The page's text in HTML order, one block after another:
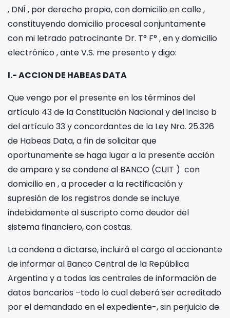
, DNÍ , por derecho propio, con domicilio en calle,
constituyendo domicilio procesal conjuntamente
con mi letrado patrocinante Dr. T° F° , eny domicilio
electrónico, ante V.S. me presento y digo:
I.- ACCION DE HABEAS DATA
Que vengo por el presente en los términos del
artículo 43 de la Constitución Nacional y del inciso b
del artículo 33 y concordantes de la Ley Nro. 25.326
de Habeas Data, a fin de solicitar que
oportunamente se haga lugar a la presente acción
de amparo y se condene al BANCO (CUIT ) con
domicilio en, a proceder a la rectificación y
supresión de los registros donde se incluye
indebidamente al suscripto como deudor del
sistema financiero, con costas.
La condena a dictarse, incluirá el cargo al accionante
de informar al Banco Central de la República
Argentina y a todas las centrales de información de
datos bancarios –todo lo cual deberá ser acreditado
por el demandado en el expediente-, sin perjuicio de